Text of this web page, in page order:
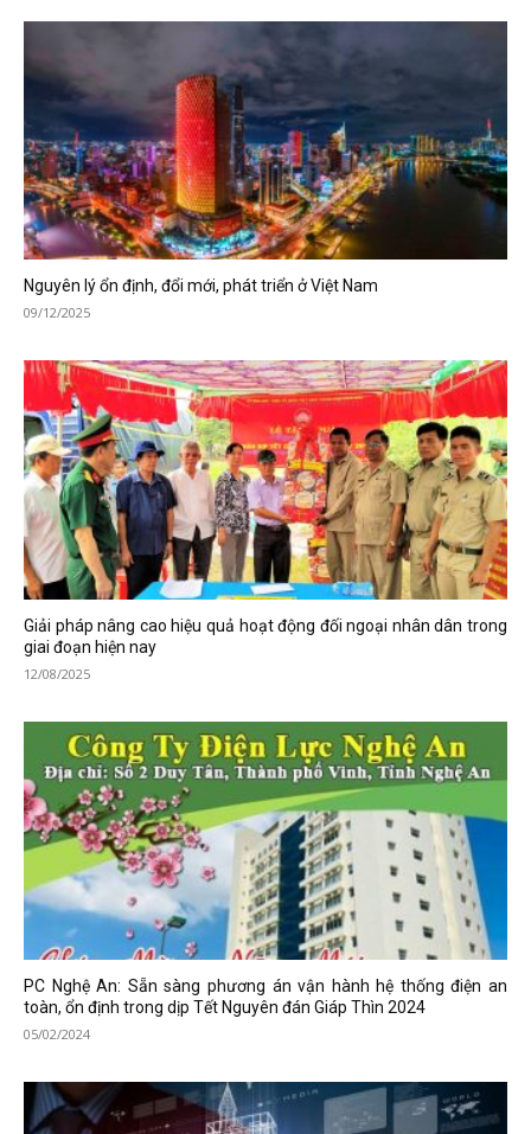
Nguyên lý ổn định, đổi mới, phát triển ở Việt Nam
09/12/2025
Giải pháp nâng cao hiệu quả hoạt động đối ngoại nhân dân trong
giai đoạn hiện nay
12/08/2025
PC Nghệ An: Sẵn sàng phương án vận hành hệ thống điện an
toàn, ổn định trong dịp Tết Nguyên đán Giáp Thìn 2024
05/02/2024